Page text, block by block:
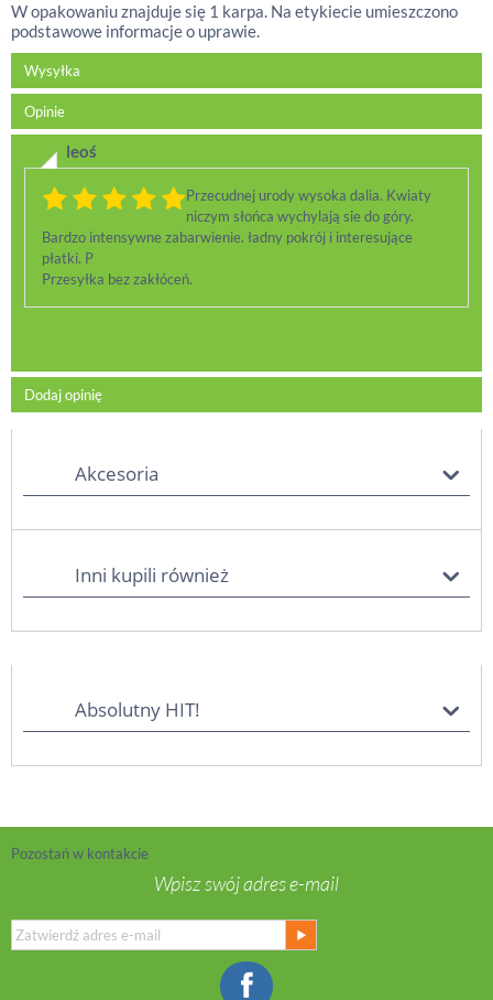
W opakowaniu znajduje się 1 karpa. Na etykiecie umieszczono
podstawowe informacje o uprawie.
Wysyłka
Opinie
leoś
Przecudnej urody wysoka dalia. Kwiaty
niczym słońca wychylają sie do góry.
Bardzo intensywne zabarwienie. ładny pokrój i interesujące
płatki. P
Przesyłka bez zakłóceń.
Dodaj opinię
Akcesoria
Inni kupili również
Absolutny HIT!
Pozostań w kontakcie
Wpisz swój adres e-mail